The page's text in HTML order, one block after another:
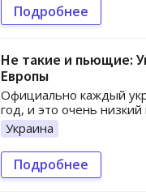
Подробнее
Не такие и пьющие:
Европы
Официально каждый
год, и это очень низкий
Украина
Подробнее